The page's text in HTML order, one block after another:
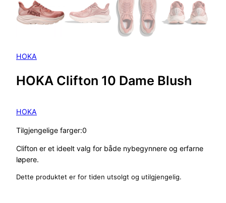
HOKA
HOKA Clifton 10 Dame Blush
HOKA
Tilgjengelige farger:0
Clifton er et ideelt valg for både nybegynnere og erfarne
løpere.
Dette produktet er for tiden utsolgt og utilgjengelig.